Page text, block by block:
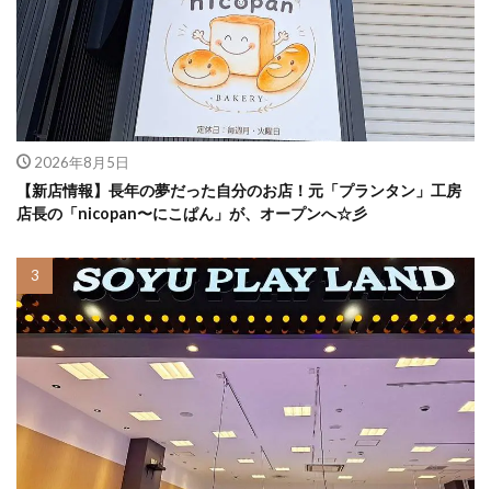
2026年8月5日
【新店情報】長年の夢だった自分のお店！元「プランタン」工房
店長の「nicopan〜にこぱん」が、オープンへ☆彡